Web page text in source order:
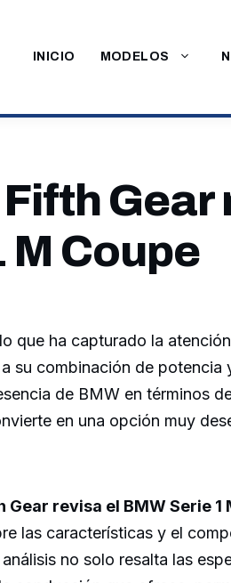
INICIO MODELOS
Gear
M Coupe
que ha capturado la
su combinación de potencia
de BMW en términos
en una opción muy
Gear revisa el BMW Serie 1
las características y el
no solo resalta las